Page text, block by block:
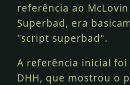
referência ao
Superbad, era
"script superbad".
A referência inicial foi
DHH, que mostrou o